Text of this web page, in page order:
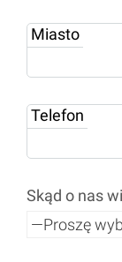
Miasto
Telefon
Skąd o nas